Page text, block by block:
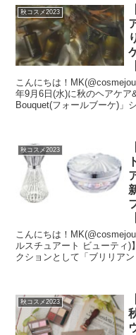
秋コスメ2023
こんにちは！MK(@cosmejouhou)です。 【
年9月6日(水)に秋のヘアケア
秋コスメ2023
こんにちは！MK(@cosmejouhou)です。 【JILL
ルスチュアート ビューティ)
クションとして「ブリリア
秋コスメ2023